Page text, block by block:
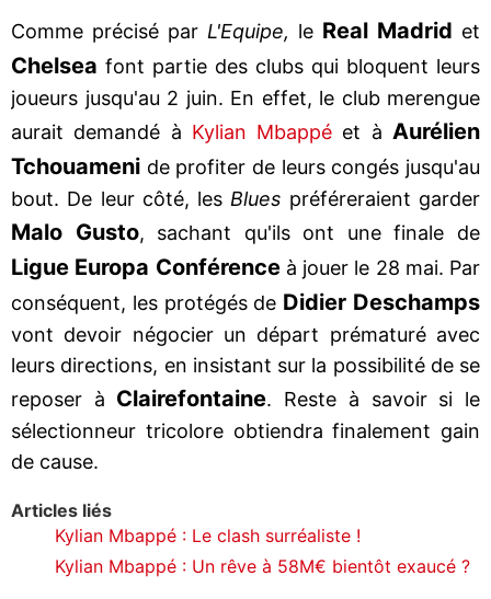
Comme précisé par L'Equipe, le Real Madrid et
Chelsea font partie des clubs qui bloquent leurs
joueurs jusqu'au 2 juin. En effet, le club merengue
aurait demandé à Kylian Mbappé et à Aurélien
Tchouameni de profiter de leurs congés jusqu'au
bout. De leur côté, les Blues préféreraient garder
Malo Gusto, sachant qu'ils ont une finale de
Ligue Europa Conférenceà jouer le 28 mai. Par
conséquent, les protégés de Didier Deschamps
vont devoir négocier un départ prématuré avec
leurs directions, en insistant sur la possibilité de se
reposer à Clairefontaine. Reste à savoir si le
sélectionneur tricolore obtiendra finalement gain
de cause.
Articles liés
Kylian Mbappé : Le clash surréaliste !
Kylian Mbappé : Un rêve à 58M€ bientôt exaucé ?